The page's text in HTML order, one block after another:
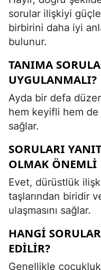
sorular ilişkiyi
birbirini daha iyi
bulunur.
TANIMA
UYGULANMALI?
Ayda bir defa
hem keyifli hem
sağlar.
SORULARI
OLMAK ÖNEMLI
Evet, dürüstlük
taşlarından biridir
ulaşmasını sağlar.
HANGI
EDILIR?
Genellikle